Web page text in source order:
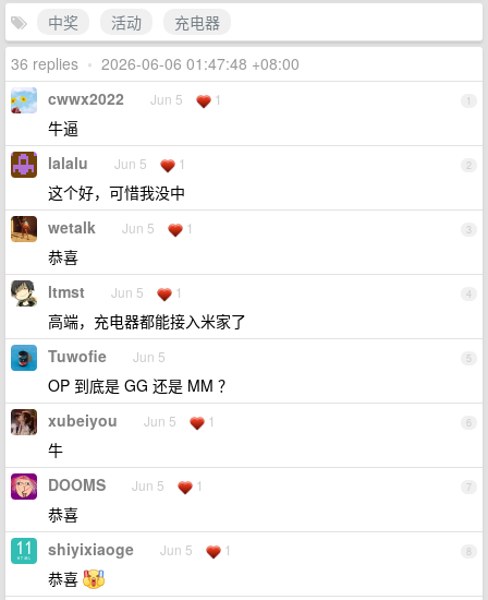
中奖 活动
充电器
36 replies • 2026-06-06 01:47:48 +08:00
1
cwwx2022 Jun 5 1
牛逼
2
lalalu Jun 5 1
这个好，可惜我没中
3
wetalk Jun 5 1
恭喜
4
ltmst Jun 5 1
高端，充电器都能接入米家了
5
Tuwofie Jun 5
OP 到底是 GG 还是 MM ？
6
xubeiyou Jun 5 1
牛
7
DOOMS Jun 5 1
恭喜
8
shiyixiaoge Jun 5 1
恭喜